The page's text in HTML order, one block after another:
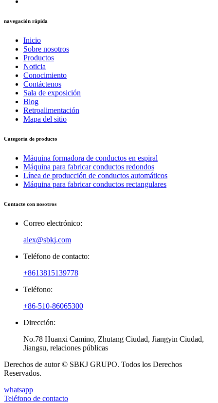
navegación rápida
Inicio
Sobre nosotros
Productos
Noticia
Conocimiento
Contáctenos
Sala de exposición
Blog
Retroalimentación
Mapa del sitio
Categoría de producto
Máquina formadora de conductos en espiral
Máquina para fabricar conductos redondos
Línea de producción de conductos automáticos
Máquina para fabricar conductos rectangulares
Contacte con nosotros
Correo electrónico:
alex@sbkj.com
Teléfono de contacto:
+8613815139778
Teléfono:
+86-510-86065300
Dirección:
No.78 Huanxi Camino, Zhutang Ciudad, Jiangyin Ciudad,
Jiangsu, relaciones públicas
Derechos de autor © SBKJ GRUPO. Todos los Derechos
Reservados.
whatsapp
Teléfono de contacto